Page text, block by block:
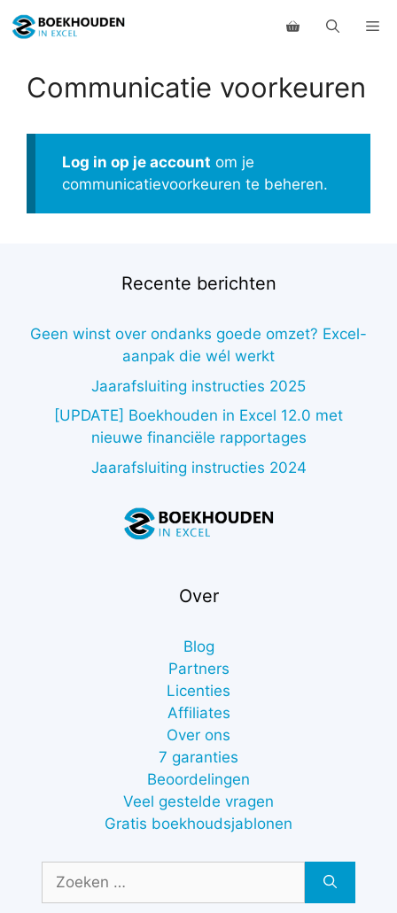
naar
inhoudCommunicatie voorkeuren
Log in op je account om je
communicatievoorkeuren te beheren.
Recente berichten
Geen winst over ondanks goede omzet? Excel-
aanpak die wél werkt
Jaarafsluiting instructies 2025
[UPDATE] Boekhouden in Excel 12.0 met
nieuwe financiële rapportages
Jaarafsluiting instructies 2024
Over
Blog
Partners
Licenties
Affiliates
Over ons
7 garanties
Beoordelingen
Veel gestelde vragen
Gratis boekhoudsjablonen
naar: